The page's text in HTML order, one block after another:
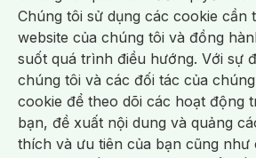
Sản Phẩm Chăm Sóc Khác /Bàn Chải Đánh Răng /Bàn
Hỗ Trợ Trắng Răng/Kem Đánh Răng /Máy Tăm Nước/
Tăm / Chỉ Nha Khoa/ Xịt Thơm Miệng / Dung Dịch Vệ
Khăn Ướt Vệ Sinh Vùng Kín/Băng Vệ Sinh/Tampon/
Máy Cạo Râu
Vấn Đề Về Da
Da Dầu / Lỗ Chân Lông To/ Da Khô / Mất Nước/ Da Lão
Da Nhạy Cảm / Kích Ứng
Da Xỉn Màu Thâm / Nám /
Quầng Thâm & Bọng Mắt /Sẹo /Viêm Da Cơ Địa
Dụng Cụ / Phụ Kiện Chăm Sóc Da
Bông Tẩy Trang
Khăn Lau Mặt Khô Dụng Cụ / Máy
Dụng Cụ Chăm Sóc Khác
Chúng tôi sử dụng các cookie cần
website của chúng tôi và đồng
suốt quá trình điều hướng. Với sự
chúng tôi và các đối tác của
cookie để theo dõi các hoạt động
bạn, đề xuất nội dung và quảng
thích và ưu tiên của bạn cũng như